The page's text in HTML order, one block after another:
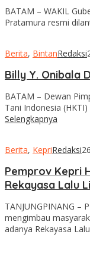
BATAM – WAKIL
Pratamura resmi
Berita, BintanRedaksi
Billy Y. Onibala
BATAM – Dewan
Tani Indonesia
Selengkapnya
Berita, KepriRedaksi
Pemprov Kepri
Rekayasa Lalu
TANJUNGPINANG –
mengimbau
adanya Rekayasa Lalu